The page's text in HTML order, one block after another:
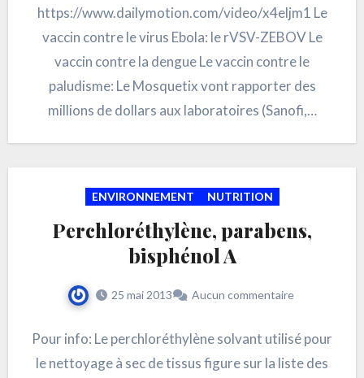
https://www.dailymotion.com/video/x4eljm1 Le
vaccin contre le virus Ebola: le rVSV-ZEBOV Le
vaccin contre la dengue Le vaccin contre le
paludisme: Le Mosquetix vont rapporter des
millions de dollars aux laboratoires (Sanofi,…
ENVIRONNEMENT NUTRITION
Perchloréthylène, parabens,
bisphénol A
25 mai 2013 Aucun commentaire
Pour info: Le perchloréthylène solvant utilisé pour
le nettoyage à sec de tissus figure sur la liste des